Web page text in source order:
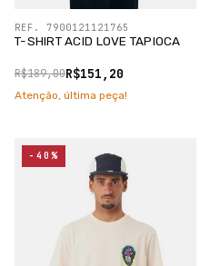
T-SHIRT ACID LOVE TAPIOCA
R$151,20
R$189,00
REF. 7900121121765
Atenção, última peça!
-40%